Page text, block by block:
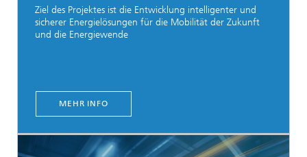
Ziel des Projektes ist die Entwicklung intelligenter und
sicherer Energielösungen für die Mobilität der Zukunft
und die Energiewende
MEHR INFO